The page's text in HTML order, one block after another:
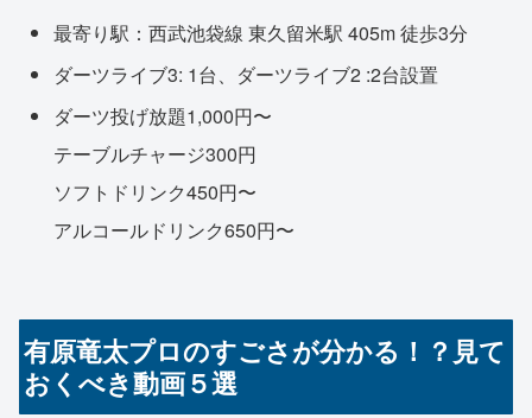
最寄り駅：西武池袋線 東久留米駅 405m 徒歩3分
ダーツライブ3: 1台、ダーツライブ2 :2台設置
ダーツ投げ放題1,000円〜
テーブルチャージ300円
ソフトドリンク450円〜
アルコールドリンク650円〜
有原竜太プロのすごさが分かる！？見て
おくべき動画５選